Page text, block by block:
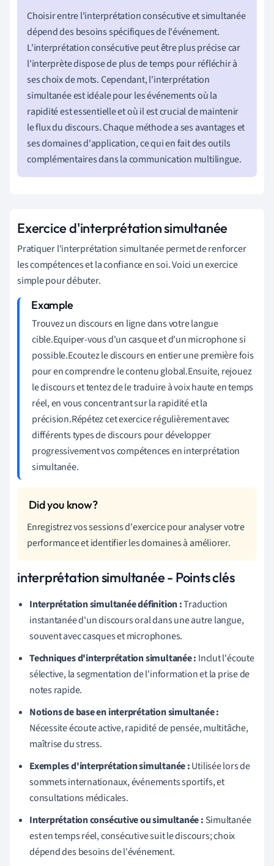
Choisir entre l'interprétation consécutive et simultanée
dépend des besoins spécifiques de l'événement.
L'interprétation consécutive peut être plus précise car
l'interprète dispose de plus de temps pour réfléchir à
ses choix de mots. Cependant, l'interprétation
simultanée est idéale pour les événements où la
rapidité est essentielle et où il est crucial de maintenir
le flux du discours. Chaque méthode a ses avantages et
ses domaines d'application, ce qui en fait des outils
complémentaires dans la communication multilingue.
Exercice d'interprétation simultanée
Pratiquer l'interprétation simultanée permet de renforcer
les compétences et la confiance en soi. Voici un exercice
simple pour débuter.
Trouvez un discours en ligne dans votre langue
cible.Equiper-vous d'un casque et d'un microphone si
possible.Ecoutez le discours en entier une première fois
pour en comprendre le contenu global.Ensuite, rejouez
le discours et tentez de le traduire à voix haute en temps
réel, en vous concentrant sur la rapidité et la
précision.Répétez cet exercice régulièrement avec
différents types de discours pour développer
progressivement vos compétences en interprétation
simultanée.
Enregistrez vos sessions d'exercice pour analyser votre
performance et identifier les domaines à améliorer.
interprétation simultanée - Points clés
Interprétation simultanée définition :Traduction
instantanée d'un discours oral dans une autre langue,
souvent avec casques et microphones.
Techniques d'interprétation simultanée : Inclut l'écoute
sélective, la segmentation de l'information et la prise de
notes rapide.
Notions de base en interprétation simultanée :
Nécessite écoute active, rapidité de pensée, multitâche,
maîtrise du stress.
Exemples d'interprétation simultanée :Utilisée lors de
sommets internationaux, événements sportifs, et
consultations médicales.
Interprétation consécutive ou simultanée : Simultanée
est en temps réel, consécutive suit le discours; choix
dépend des besoins de l'événement.